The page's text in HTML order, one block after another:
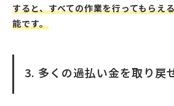
すると、すべての作業を行ってもらえ
能です。
3. 多くの過払い金を取り戻